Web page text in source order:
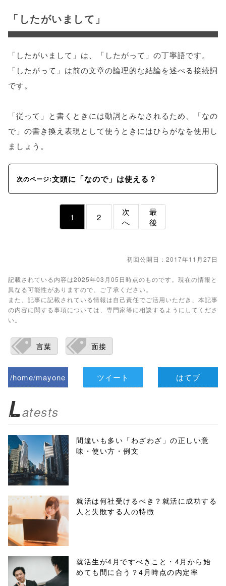
「したがいまして」
「したがいまして」は、「したがって」の丁寧語です。
「したがって」は前の文章の論理的な結論を述べる接続詞
です。
「従って」と書くときには動詞とみなされるため、「なの
で」の書き換え表現として使うときにはひらがなを使用し
ましょう。
次のページ:文頭に「なので」は使える？
1 2
次
へ
最
後
初回公開日：2017年11月27日
記載されている内容は2025年03月05日時点のものです。現在の情報と
異なる可能性がありますので、ご了承ください。
また、記事に記載されている情報は自己責任でご活用いただき、本記事
の内容に関する事項については、専門家等に相談するようにしてくださ
い。
言葉 面接
/home/mayone
biz.jp/public_ht
ml/wp-
content/themes
/tapbiz_theme/
parts/sns-
buttons.php on
line10
/1019355"
onclick="windo
ツイート はてブ
Latests
間違いも多い「わざわざ」の正しい意
味・使い方・例文
就活は何社受けるべき？就活に成功する
人と失敗する人の特徴
就活生が4月ですべきこと・4月から始
めても間に合う？4月時点の内定率